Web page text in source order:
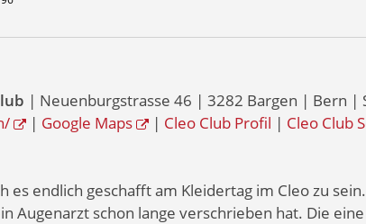
| Neuenburgstrasse 46 | 3282 Bargen | Bern |
| Google Maps | Cleo Club Profil | Cleo Club
es endlich geschafft am Kleidertag im Cleo zu
Augenarzt schon lange verschrieben hat. Die